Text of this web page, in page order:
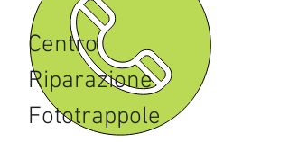
Centro
Riparazione
Fototrappole